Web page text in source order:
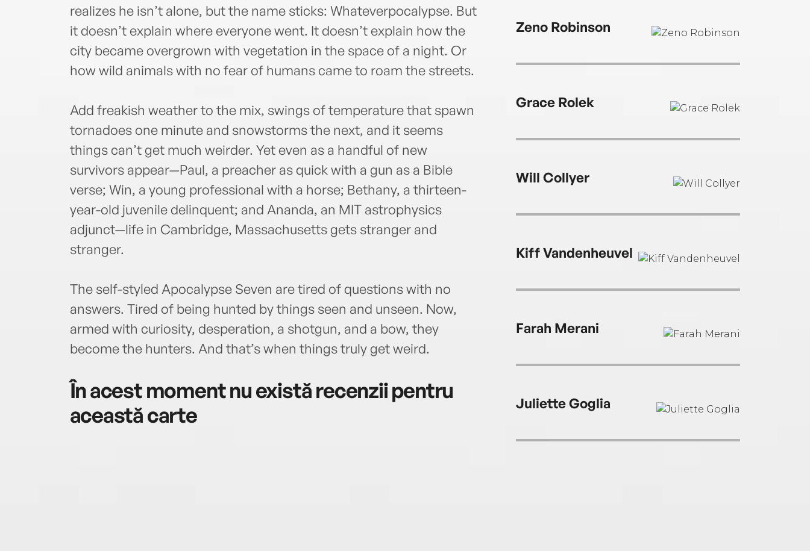
realizes he isn’t alone, but the name sticks: Whateverpocalypse. But
it doesn’t explain where everyone went. It doesn’t explain how the
city became overgrown with vegetation in the space of a night. Or
how wild animals with no fear of humans came to roam the streets.
Add freakish weather to the mix, swings of temperature that spawn
tornadoes one minute and snowstorms the next, and it seems
things can’t get much weirder. Yet even as a handful of new
survivors appear—Paul, a preacher as quick with a gun as a Bible
verse; Win, a young professional with a horse; Bethany, a thirteen-
year-old juvenile delinquent; and Ananda, an MIT astrophysics
adjunct—life in Cambridge, Massachusetts gets stranger and
stranger.
The self-styled Apocalypse Seven are tired of questions with no
answers. Tired of being hunted by things seen and unseen. Now,
armed with curiosity, desperation, a shotgun, and a bow, they
become the hunters. And that’s when things truly get weird.
În acest moment nu există recenzii pentru
această carte
Zeno Robinson
Grace Rolek
Will Collyer
Kiff Vandenheuvel
Farah Merani
Juliette Goglia